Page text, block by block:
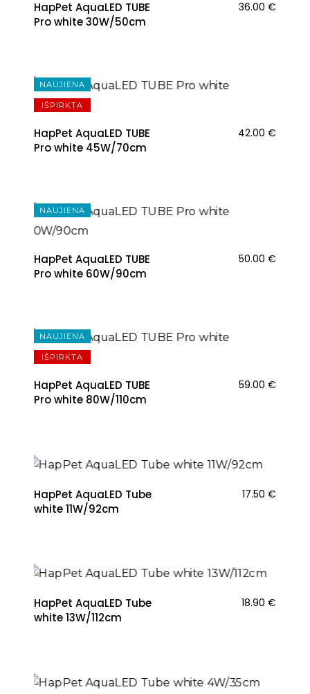
HapPet AquaLED TUBE
Pro white 30W/50cm
36.00 €
NAUJIENA
IŠPIRKTA
HapPet AquaLED TUBE
Pro white 45W/70cm
42.00 €
NAUJIENA
HapPet AquaLED TUBE
Pro white 60W/90cm
50.00 €
NAUJIENA
IŠPIRKTA
HapPet AquaLED TUBE
Pro white 80W/110cm
59.00 €
HapPet AquaLED Tube
white 11W/92cm
17.50 €
HapPet AquaLED Tube
white 13W/112cm
18.90 €